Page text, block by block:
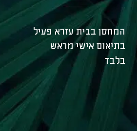
המחסן בבית עזרא פעיל
בתיאום אישי מראש
בלבד